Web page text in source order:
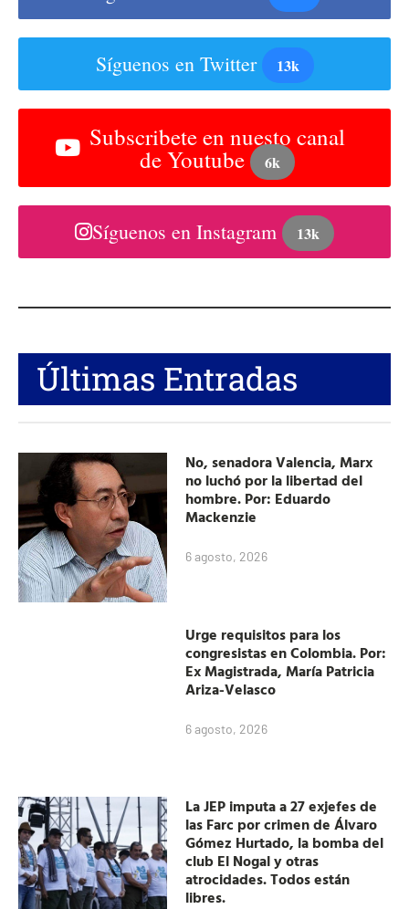
Síguenos en Twitter 13k
Subscribete en nuesto canal
de Youtube 6k
Síguenos en Instagram 13k
Últimas Entradas
No, senadora Valencia, Marx
no luchó por la libertad del
hombre. Por: Eduardo
Mackenzie
6 agosto, 2026
Urge requisitos para los
congresistas en Colombia. Por:
Ex Magistrada, María Patricia
Ariza-Velasco
6 agosto, 2026
La JEP imputa a 27 exjefes de
las Farc por crimen de Álvaro
Gómez Hurtado, la bomba del
club El Nogal y otras
atrocidades. Todos están
libres.